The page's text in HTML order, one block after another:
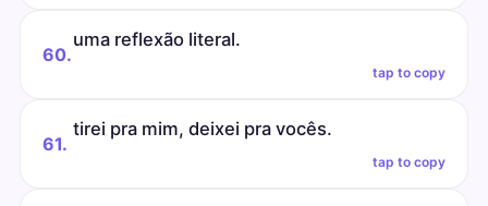
60.
uma reflexão literal.
tap to copy
61.
tirei pra mim, deixei pra vocês.
tap to copy